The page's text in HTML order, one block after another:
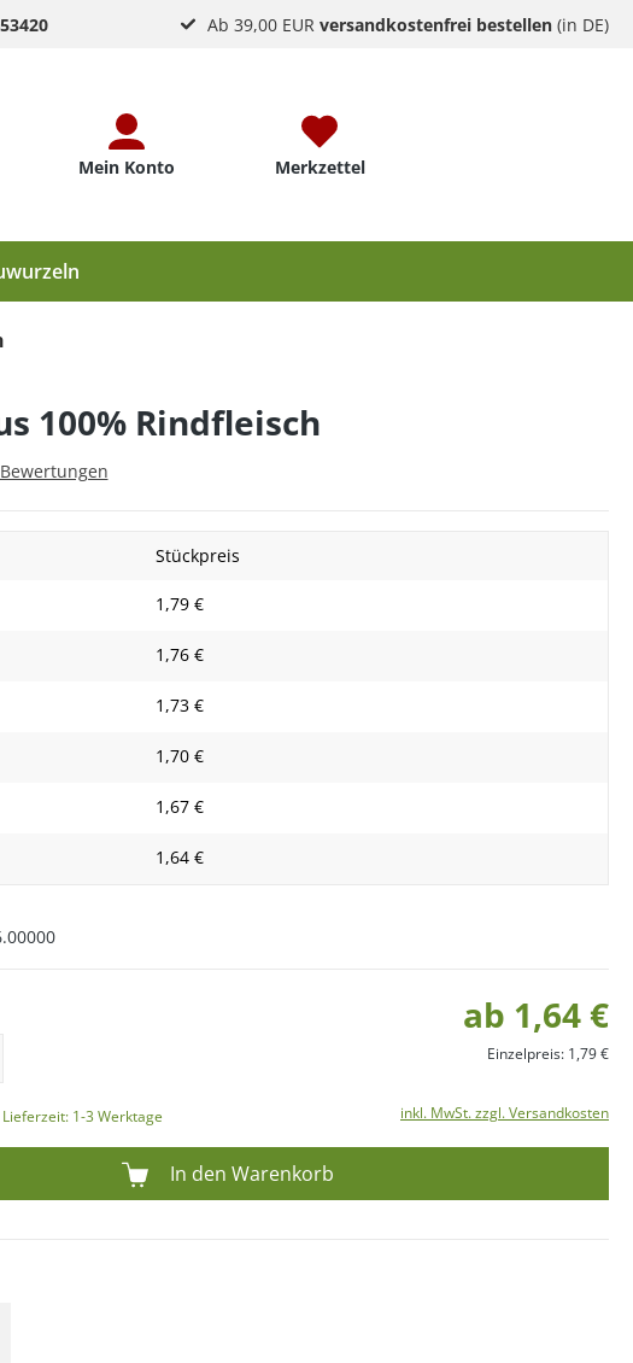
Ab 39,00 EURversandkostenfrei bestellen (in DE)
Mein Konto Merkzettel
100% Rindfleisch
Stückpreis
1,79 €
1,76 €
1,73 €
1,70 €
1,67 €
1,64 €
ab 1,64 €
Einzelpreis: 1,79 €
1-3 Werktage inkl. MwSt. zzgl. Versandkosten
In den Warenkorb